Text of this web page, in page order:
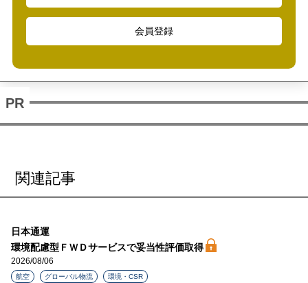
会員登録
関連記事
日本通運
環境配慮型ＦＷＤサービスで妥当性評価取得
2026/08/06
航空 グローバル物流 環境・CSR